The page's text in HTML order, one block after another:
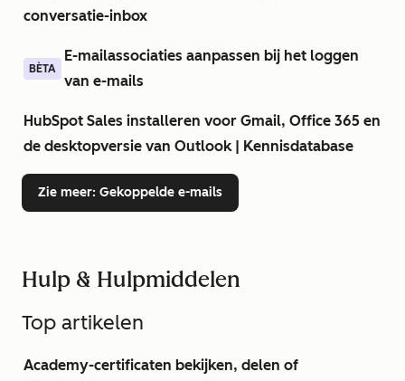
conversatie-inbox
BÈTA
E-mailassociaties aanpassen bij het loggen
van e-mails
HubSpot Sales installeren voor Gmail, Office 365 en
de desktopversie van Outlook | Kennisdatabase
Zie meer: Gekoppelde e-mails
Hulp & Hulpmiddelen
Top artikelen
Academy-certificaten bekijken, delen of